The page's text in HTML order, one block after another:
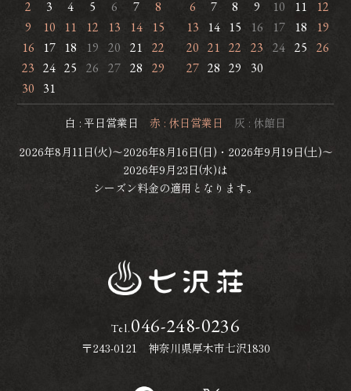
白 : 平日営業日 赤 : 休日営業日
灰 : 休館日
2026年8月11日(火)～2026年8月16日(日)・2026年9月19日(土)～
2026年9月23日(水)は
シーズン料金の適用となります。
Tel.046-248-0236
〒243-0121 神奈川県厚木市七沢1830